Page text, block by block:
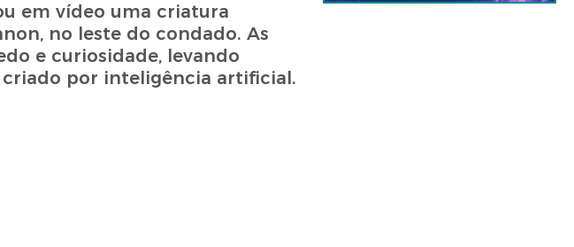
em vídeo uma criatura
no leste do condado. As
e curiosidade, levando
por inteligência artificial.